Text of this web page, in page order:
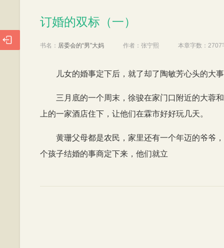
订婚的双标（一）
书名： 居委会的“男”大妈 作者： 张宁熙 本章字数： 2707
儿女的婚事定下后，就了却了陶敏芳心头的大
三月底的一个周末，徐骏在家门口附近的大蓉
上的一家酒店住下，让他们在霖市好好玩几天。
黄珊父母都是农民，家里还有一个年迈的爷爷
个孩子结婚的事商定下来，他们就立
